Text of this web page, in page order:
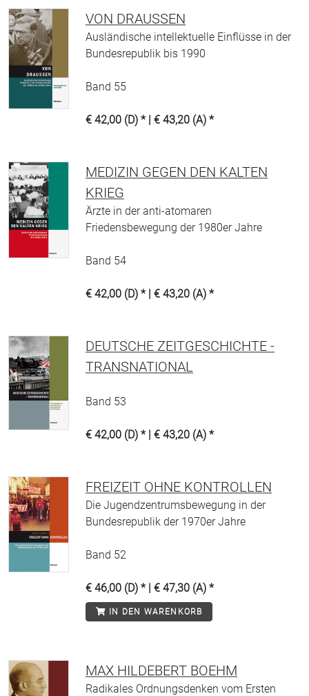
VON DRAUSSEN
Ausländische intellektuelle Einflüsse in der
Bundesrepublik bis 1990
Band 55
€ 42,00 (D) * | € 43,20 (A) *
MEDIZIN GEGEN DEN KALTEN
KRIEG
Ärzte in der anti-atomaren
Friedensbewegung der 1980er Jahre
Band 54
€ 42,00 (D) * | € 43,20 (A) *
DEUTSCHE ZEITGESCHICHTE -
TRANSNATIONAL
Band 53
€ 42,00 (D) * | € 43,20 (A) *
FREIZEIT OHNE KONTROLLEN
Die Jugendzentrumsbewegung in der
Bundesrepublik der 1970er Jahre
Band 52
€ 46,00 (D) * | € 47,30 (A) *
IN DEN WARENKORB
MAX HILDEBERT BOEHM
Radikales Ordnungsdenken vom Ersten